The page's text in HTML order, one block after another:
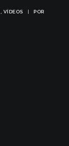
VÍDEOS |
POR